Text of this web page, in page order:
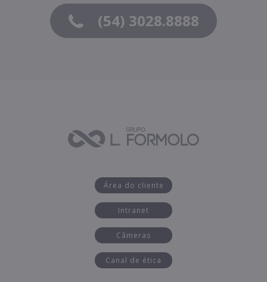
(54) 3028.8888
Área do cliente
Intranet
Câmeras
Canal de ética